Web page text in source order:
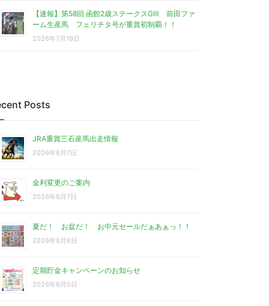
【速報】第58回 函館2歳ステークスGⅢ 前田ファ
ーム生産馬 フェリチタ号が重賞初制覇！！
2026年7月19日
Posts
JRA重賞三石産馬出走情報
2026年8月7日
金利変更のご案内
2026年8月7日
夏だ！ お盆だ！ お中元セールだぁあぁっ！！
2026年8月6日
定期貯金キャンペーンのお知らせ
2026年8月5日